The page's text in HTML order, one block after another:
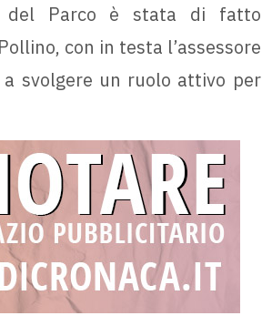
del Parco è stata di fatto
con in testa l’assessore
svolgere un ruolo attivo per